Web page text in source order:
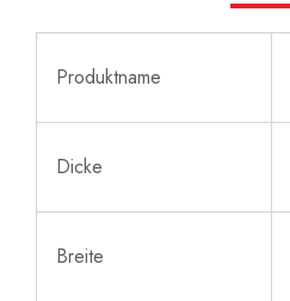
Produktname
Dicke
Breite